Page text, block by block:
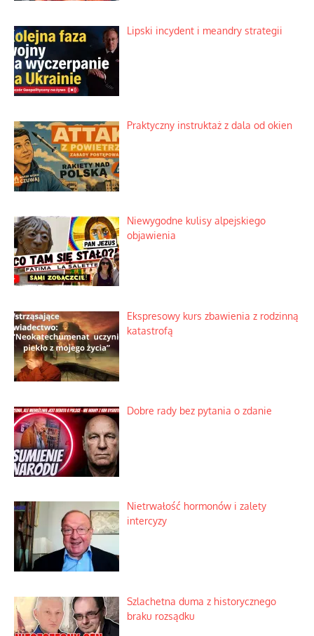
Lipski incydent i meandry strategii
Praktyczny instruktaż z dala od okien
Niewygodne kulisy alpejskiego
objawienia
Ekspresowy kurs zbawienia z rodzinną
katastrofą
Dobre rady bez pytania o zdanie
Nietrwałość hormonów i zalety
intercyzy
Szlachetna duma z historycznego
braku rozsądku